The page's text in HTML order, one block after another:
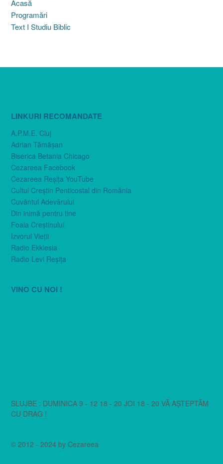
Acasă
Programări
Text I Studiu Biblic
LINKURI RECOMANDATE
A.P.M.E. Cluj
Adrian Tămăşan
Biserica Betania Chicago
Cezareea Facebook
Cezareea Reşiţa YouTube
Cultul Creştin Penticostal din România
Cuvântul Adevărului
Din inimă pentru tine
Foaia Creştinului
Izvorul Vieţii
Radio Ekklesia
Radio Levi Reşiţa
VINO CU NOI !
SLUJBE : DUMINICA 9 - 12 18 - 20 JOI 18 - 20 VĂ AȘTEPTĂM
CU DRAG !
© 2012 - 2024 by Cezareea